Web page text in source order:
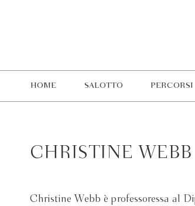
HOME SALOTTO PERCORSI
CHRISTINE WEBB
Christine Webb è professoressa al